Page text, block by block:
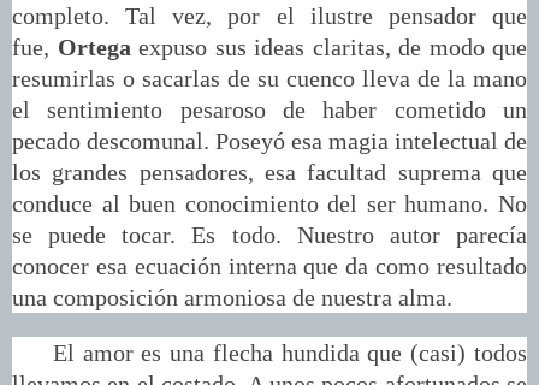
completo. Tal vez, por el ilustre pensador que
fue, Ortega expuso sus ideas claritas, de modo que
resumirlas o sacarlas de su cuenco lleva de la mano
el sentimiento pesaroso de haber cometido un
pecado descomunal. Poseyó esa magia intelectual de
los grandes pensadores, esa facultad suprema que
conduce al buen conocimiento del ser humano. No
se puede tocar. Es todo. Nuestro autor parecía
conocer esa ecuación interna que da como resultado
una composición armoniosa de nuestra alma.
El amor es una flecha hundida que (casi) todos